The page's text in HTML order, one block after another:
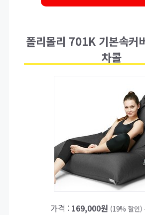
폴리몰리 701K 기본속커
차콜
가격 : 169,000원 (19% 할인)